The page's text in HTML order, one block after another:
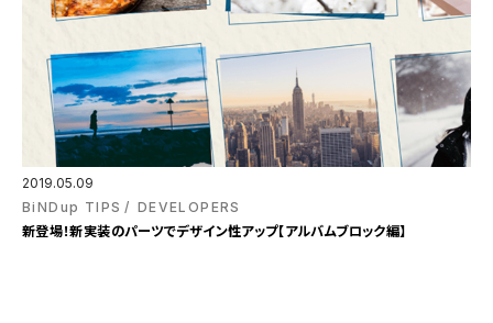
2019.05.09
BiNDup TIPS
DEVELOPERS
新登場！新実装のパーツでデザイン性アップ【アルバムブロック編】